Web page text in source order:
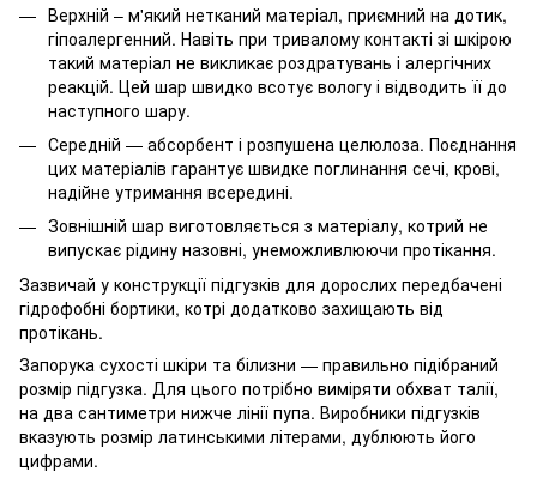
Верхній – м'який нетканий матеріал, приємний на дотик,
гіпоалергенний. Навіть при тривалому контакті зі шкірою
такий матеріал не викликає роздратувань і алергічних
реакцій. Цей шар швидко всотує вологу і відводить її до
наступного шару.
Середній — абсорбент і розпушена целюлоза. Поєднання
цих матеріалів гарантує швидке поглинання сечі, крові,
надійне утримання всередині.
Зовнішній шар виготовляється з матеріалу, котрий не
випускає рідину назовні, унеможливлюючи протікання.
Зазвичай у конструкції підгузків для дорослих передбачені
гідрофобні бортики, котрі додатково захищають від
протікань.
Запорука сухості шкіри та білизни — правильно підібраний
розмір підгузка. Для цього потрібно виміряти обхват талії,
на два сантиметри нижче лінії пупа. Виробники підгузків
вказують розмір латинськими літерами, дублюють його
цифрами.